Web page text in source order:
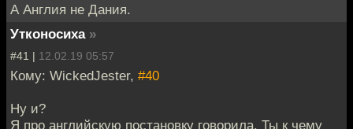
А Англия не Дания.
Утконосиха »
#41 | 12.02.19 05:57
Кому: WickedJester, #40
Ну и?
Я про английскую постановку говорила. Ты к чему